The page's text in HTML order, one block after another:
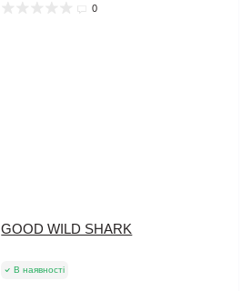
0
GOOD WILD SHARK
В наявності